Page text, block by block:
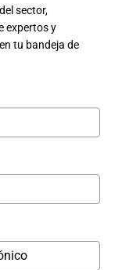
sector,
expertos y
tu bandeja de